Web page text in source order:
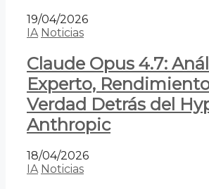
19/04/2026
IA Noticias
Claude Opus 4.7:
Experto,
Verdad Detrás del
Anthropic
18/04/2026
IA Noticias